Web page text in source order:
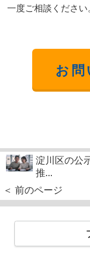
一度ご相談ください
お問
淀川区の公
推...
＜ 前のページ